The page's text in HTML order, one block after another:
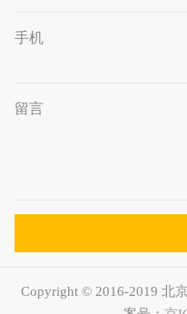
手机
留言
Copyright © 2016-2019 北